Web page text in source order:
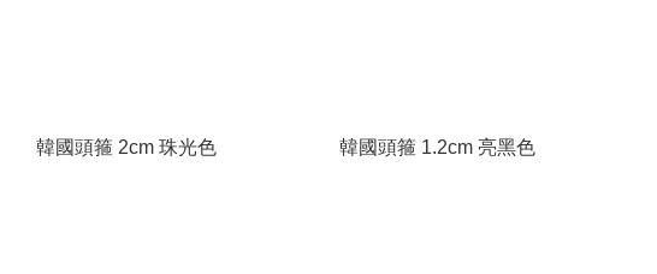
韓國頭箍 2cm 珠光色 韓國頭箍 1.2cm 亮黑色